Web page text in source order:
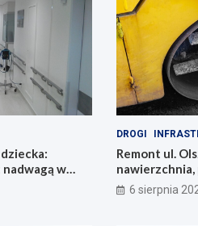
nadwagą w
DROGI
Remont ul.
nawierzchnia,
6 sierpnia